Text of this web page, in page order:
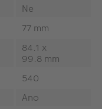
Ne
77 mm
84.1 x
99.8 mm
540
Ano